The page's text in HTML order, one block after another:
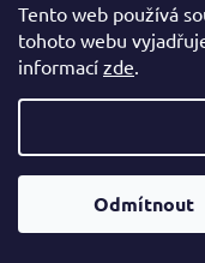
Tento web používá
tohoto webu
informací zde.
Odmítnout